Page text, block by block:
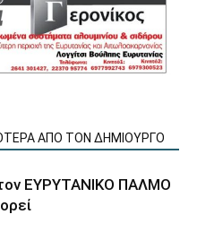
ΑΠΟ ΤΟΝ ΔΗΜΙΟΥΡΓΟ
ΕΥΡΥΤΑΝΙΚΟ ΠΑΛΜΟ